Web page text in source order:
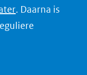
(opent
in
. Daarna is